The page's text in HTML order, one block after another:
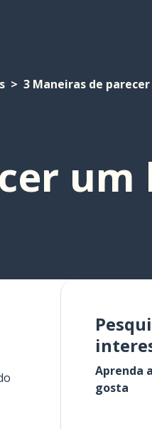
3 Maneiras de
um
Aprenda
gosta